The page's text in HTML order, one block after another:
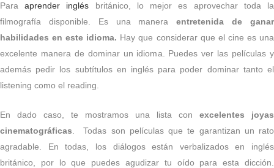
Paraaprender inglés británico, lo mejor es aprovechar toda la
filmografía disponible. Es una maneraentretenida de ganar
habilidades en este idioma. Hay que considerar que el cine es una
excelente manera de dominar un idioma. Puedes ver las películas y
además pedir los subtítulos en inglés para poder dominar tanto el
listening como el reading.
En dado caso, te mostramos una lista con excelentes joyas
cinematográficas . Todas son películas que te garantizan un rato
agradable. En todas, los diálogos están verbalizados en inglés
británico, por lo que puedes agudizar tu oído para esta dicción.